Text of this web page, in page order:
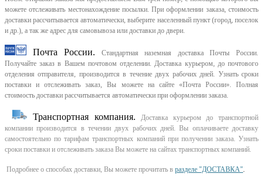
можете отслеживать местонахождение посылки. При оформлении заказа, стоимость
доставки рассчитывается автоматически, выберите населенный пункт (город, поселок
и др.), а так же адрес для самовывоза или доставки до двери.
Почта России.
Стандартная наземная доставка Почты России.
Получайте заказ в Вашем почтовом отделении. Доставка курьером, до почтового
отделения отправителя, производится в течение двух рабочих дней. Узнать сроки
поставки и отслеживать заказ, Вы можете на сайте «Почта России». Полная
стоимость доставки рассчитывается автоматически при оформлении заказа.
Транспортная компания.
Доставка курьером до транспортной
компании производится в течении двух рабочих дней. Вы оплачиваете доставку
самостоятельно по тарифам транспортных компаний при получении заказа. Узнать
сроки поставки и отслеживать заказа Вы можете на сайтах транспортных компаний.
Подробнее о способах доставки, Вы можете прочитать в разделе "ДОСТАВКА".